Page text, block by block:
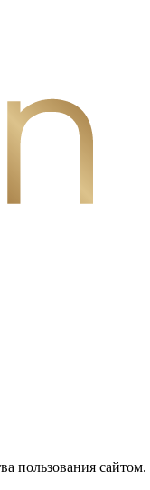
пользования